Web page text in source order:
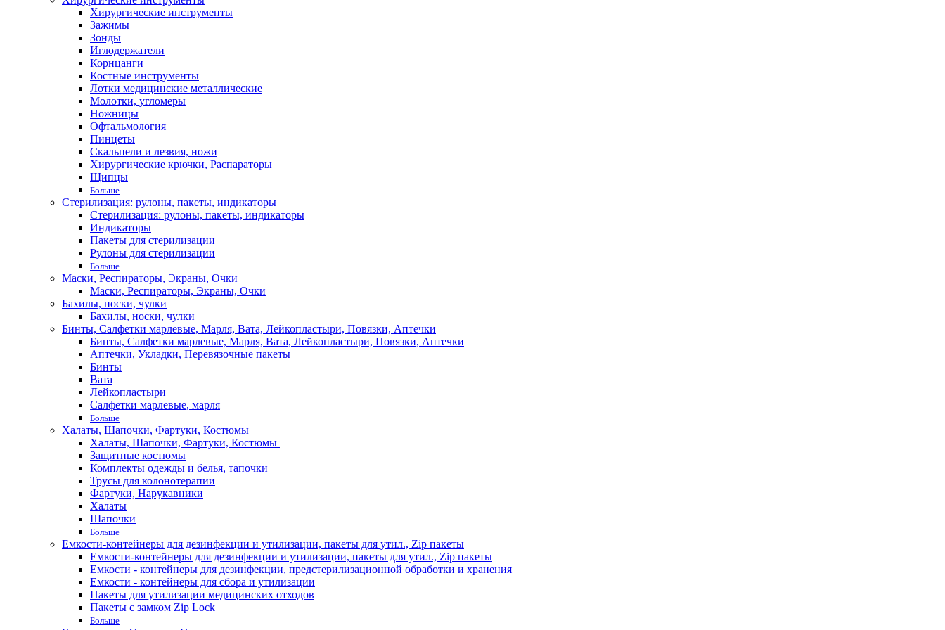
Хирургические инструменты
Зажимы
Зонды
Иглодержатели
Корнцанги
Костные инструменты
Лотки медицинские металлические
Молотки, угломеры
Ножницы
Офтальмология
Пинцеты
Скальпели и лезвия, ножи
Хирургические крючки, Распараторы
Щипцы
Больше
Стерилизация: рулоны, пакеты, индикаторы
Стерилизация: рулоны, пакеты, индикаторы
Индикаторы
Пакеты для стерилизации
Рулоны для стерилизации
Больше
Маски, Респираторы, Экраны, Очки
Маски, Респираторы, Экраны, Очки
Бахилы, носки, чулки
Бахилы, носки, чулки
Бинты, Салфетки марлевые, Марля, Вата, Лейкопластыри, Повязки, Аптечки
Бинты, Салфетки марлевые, Марля, Вата, Лейкопластыри, Повязки, Аптечки
Аптечки, Укладки, Перевязочные пакеты
Бинты
Вата
Лейкопластыри
Салфетки марлевые, марля
Больше
Халаты, Шапочки, Фартуки, Костюмы
Халаты, Шапочки, Фартуки, Костюмы
Защитные костюмы
Комплекты одежды и белья, тапочки
Трусы для колонотерапии
Фартуки, Нарукавники
Халаты
Шапочки
Больше
Емкости-контейнеры для дезинфекции и утилизации, пакеты для утил., Zip пакеты
Емкости-контейнеры для дезинфекции и утилизации, пакеты для утил., Zip пакеты
Емкости - контейнеры для дезинфекции, предстерилизационной обработки и хранения
Емкости - контейнеры для сбора и утилизации
Пакеты для утилизации медицинских отходов
Пакеты с замком Zip Lock
Больше